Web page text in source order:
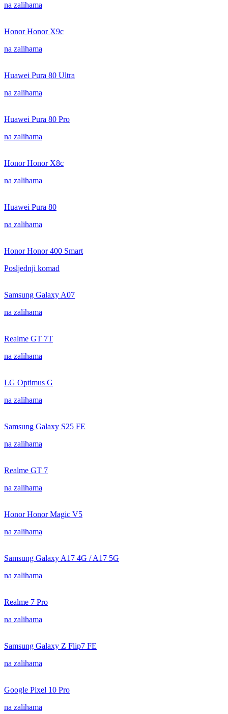
na zalihama
Honor Honor X9c
na zalihama
Huawei Pura 80 Ultra
na zalihama
Huawei Pura 80 Pro
na zalihama
Honor Honor X8c
na zalihama
Huawei Pura 80
na zalihama
Honor Honor 400 Smart
Posljednji komad
Samsung Galaxy A07
na zalihama
Realme GT 7T
na zalihama
LG Optimus G
na zalihama
Samsung Galaxy S25 FE
na zalihama
Realme GT 7
na zalihama
Honor Honor Magic V5
na zalihama
Samsung Galaxy A17 4G / A17 5G
na zalihama
Realme 7 Pro
na zalihama
Samsung Galaxy Z Flip7 FE
na zalihama
Google Pixel 10 Pro
na zalihama